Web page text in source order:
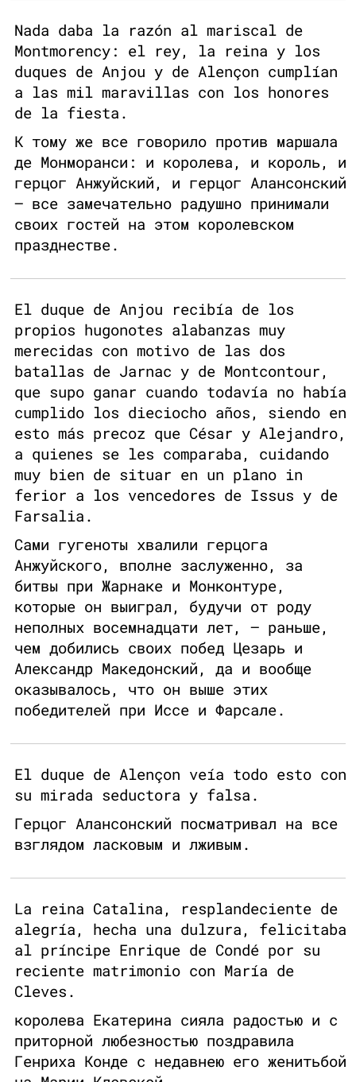
Nada daba la razón al mariscal de
Montmorency: el rey, la reina y los
duques de Anjou y de Alençon cumplían
a las mil maravillas con los honores
de la fiesta.
К тому же все говорило против маршала
де Монморанси: и королева, и король, и
герцог Анжуйский, и герцог Алансонский
— все замечательно радушно принимали
своих гостей на этом королевском
празднестве.
El duque de Anjou recibía de los
propios hugonotes alabanzas muy
merecidas con motivo de las dos
batallas de Jarnac y de Montcontour,
que supo ganar cuando todavía no había
cumplido los dieciocho años, siendo en
esto más precoz que César y Alejandro,
a quienes se les comparaba, cuidando
muy bien de situar en un plano in
ferior a los vencedores de Issus y de
Farsalia.
Сами гугеноты хвалили герцога
Анжуйского, вполне заслуженно, за
битвы при Жарнаке и Монконтуре,
которые он выиграл, будучи от роду
неполных восемнадцати лет, — раньше,
чем добились своих побед Цезарь и
Александр Македонский, да и вообще
оказывалось, что он выше этих
победителей при Иссе и Фарсале.
El duque de Alençon veía todo esto con
su mirada seductora y falsa.
Герцог Алансонский посматривал на все
взглядом ласковым и лживым.
La reina Catalina, resplandeciente de
alegría, hecha una dulzura, felicitaba
al príncipe Enrique de Condé por su
reciente matrimonio con María de
Cleves.
королева Екатерина сияла радостью и с
приторной любезностью поздравила
Генриха Конде с недавнею его женитьбой